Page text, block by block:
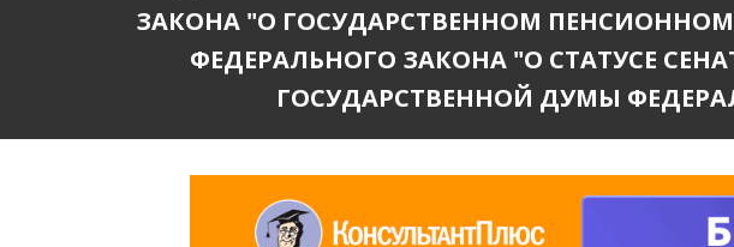
ЗАКОНА "О ГОСУДАРСТВЕННОМ
ФЕДЕРАЛЬНОГО ЗАКОНА "О СТАТУСЕ
ГОСУДАРСТВЕННОЙ ДУМЫ